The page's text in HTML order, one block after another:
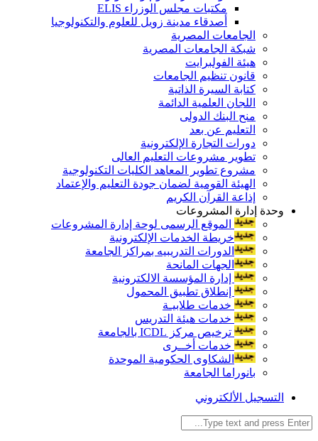
مكتبات مجلس الوزراء ELIS
أصدقاء مدينة زويل للعلوم والتكنولوجيا
الجامعات المصرية
شبكة الجامعات المصرية
هيئة الفولبرايت
قانون تنظيم الجامعات
كتابة السيرة الذاتية
اللجان العلمية الدائمة
منح البنك الدولى
التعليم عن بعد
دورات التجارة الإلكترونية
تطوير مشروعات التعليم العالى
مشروع تطوير المعاهد الكليات التكنولوجية
الهيئة القومية لضمان جودة التعليم والإعتماد
إذاعة القرآن الكريم
وحدة إدارة المشروعات
الموقع الرسمى لوحة إدارة المشروعات
خريطة الخدمات الإلكترونية
الدورات التدريبيه بمراكز الجامعة
الجهات المانحة
إدارة المؤسسة الالكترونية
إنطلاق تطبيق المحمول
خدمات طلابيـة
خدمات هيئة التدريس
ترخيص مركز ICDL بالجامعة
خدمات أخــرى
الشكاوى الحكومية الموحدة
بانوراما الجامعة
التسجيل الألكتروني